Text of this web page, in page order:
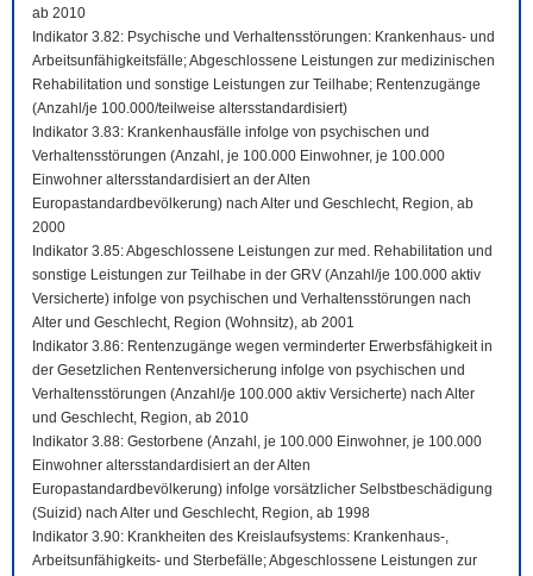
ab 2010
Indikator 3.82: Psychische und Verhaltensstörungen: Krankenhaus- und
Arbeitsunfähigkeitsfälle; Abgeschlossene Leistungen zur medizinischen
Rehabilitation und sonstige Leistungen zur Teilhabe; Rentenzugänge
(Anzahl/je 100.000/teilweise altersstandardisiert)
Indikator 3.83: Krankenhausfälle infolge von psychischen und
Verhaltensstörungen (Anzahl, je 100.000 Einwohner, je 100.000
Einwohner altersstandardisiert an der Alten
Europastandardbevölkerung) nach Alter und Geschlecht, Region, ab
2000
Indikator 3.85: Abgeschlossene Leistungen zur med. Rehabilitation und
sonstige Leistungen zur Teilhabe in der GRV (Anzahl/je 100.000 aktiv
Versicherte) infolge von psychischen und Verhaltensstörungen nach
Alter und Geschlecht, Region (Wohnsitz), ab 2001
Indikator 3.86: Rentenzugänge wegen verminderter Erwerbsfähigkeit in
der Gesetzlichen Rentenversicherung infolge von psychischen und
Verhaltensstörungen (Anzahl/je 100.000 aktiv Versicherte) nach Alter
und Geschlecht, Region, ab 2010
Indikator 3.88: Gestorbene (Anzahl, je 100.000 Einwohner, je 100.000
Einwohner altersstandardisiert an der Alten
Europastandardbevölkerung) infolge vorsätzlicher Selbstbeschädigung
(Suizid) nach Alter und Geschlecht, Region, ab 1998
Indikator 3.90: Krankheiten des Kreislaufsystems: Krankenhaus-,
Arbeitsunfähigkeits- und Sterbefälle; Abgeschlossene Leistungen zur